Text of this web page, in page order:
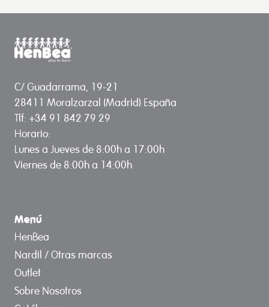
C/ Guadarrama, 19-21
28411 Moralzarzal (Madrid) España
Tlf: +34 91 842 79 29
Horario:
Lunes a Jueves de 8:00h a 17:00h
Viernes de 8:00h a 14:00h
Menú
HenBea
Nardil / Otras marcas
Outlet
Sobre Nosotros